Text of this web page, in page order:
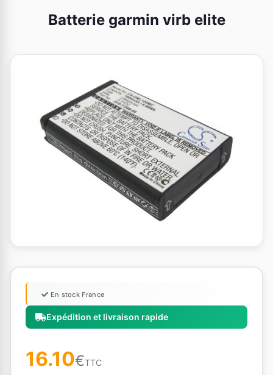
Batterie garmin virb elite
Expédition et livraison rapide
En stock France
16.10€TTC